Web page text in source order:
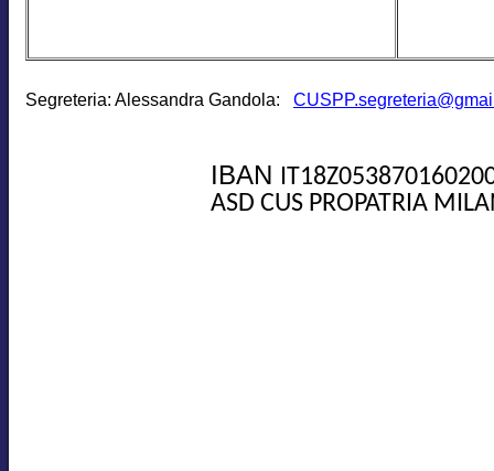
Segreteria: Alessandra Gandola:
IBAN
ASD CUS PROPATRIA